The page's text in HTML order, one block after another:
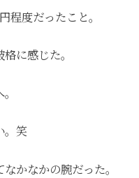
程度だったこと。
に感じた。
。笑
かなかの腕だった。